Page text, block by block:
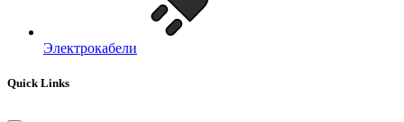
Электрокабели
Quick Links